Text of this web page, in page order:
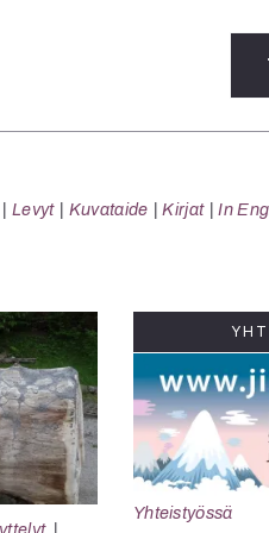
Levyt Kuvataide Kirjat In
Yhteistyössä